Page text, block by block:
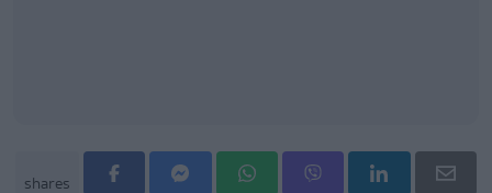
shares